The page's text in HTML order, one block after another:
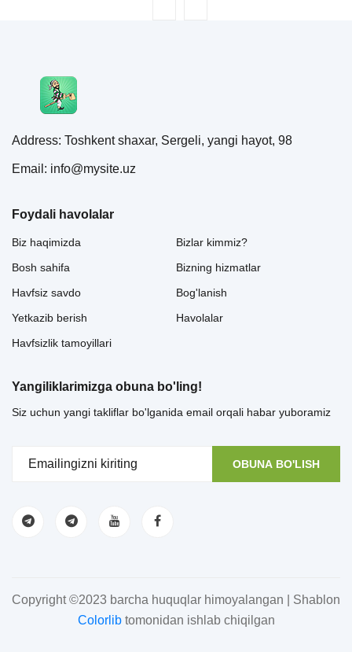
Address: Toshkent shaxar, Sergeli, yangi hayot, 98
Email: info@mysite.uz
Foydali havolalar
Biz haqimizda
Bosh sahifa
Havfsiz savdo
Yetkazib berish
Havfsizlik tamoyillari
Bizlar kimmiz?
Bizning hizmatlar
Bog'lanish
Havolalar
Yangiliklarimizga obuna bo'ling!
Siz uchun yangi takliflar bo'lganida email orqali habar yuboramiz
OBUNA BO'LISH
Copyright ©2023 barcha huquqlar himoyalangan | Shablon
Colorlibtomonidan ishlab chiqilgan